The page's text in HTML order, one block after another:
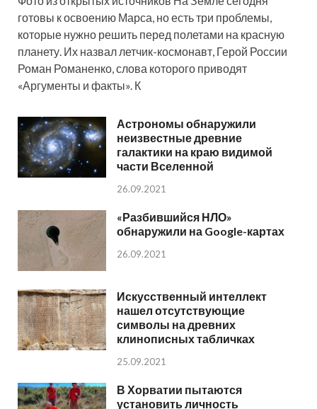
готовы к освоению Марса, но есть три проблемы,
которые нужно решить перед полетами на красную
планету. Их назвал летчик-космонавт, Герой России
Роман Романенко, слова которого приводят
«Аргументы и факты». К
Астрономы обнаружили
неизвестные древние
галактики на краю видимой
части Вселенной
26.09.2021
«Разбившийся НЛО»
обнаружили на Google-картах
26.09.2021
Искусственный интеллект
нашел отсутствующие
символы на древних
клинописных табличках
25.09.2021
В Хорватии пытаются
установить личность